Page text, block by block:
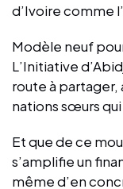
d’Ivoire comme
Modèle neuf
L’Initiative
route à
nations sœurs
Et que de ce
s’amplifie un
même d’en